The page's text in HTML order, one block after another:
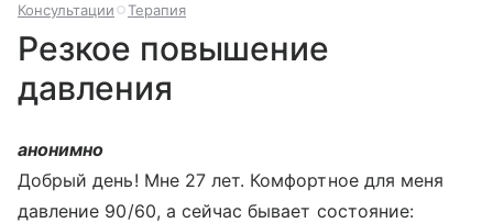
Консультации Терапия
Резкое повышение
давления
анонимно
Добрый день! Мне 27 лет. Комфортное для меня
давление 90/60, а сейчас бывает состояние: